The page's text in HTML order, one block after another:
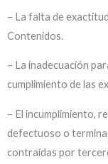
– La falta de
Contenidos.
– La inadecuación
cumplimiento de las
– El incumplimiento,
defectuoso o
contraídas por